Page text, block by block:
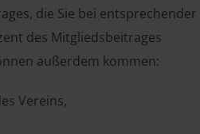
die Sie bei entsprechender
des Mitgliedsbeitrages
außerdem kommen:
Vereins,